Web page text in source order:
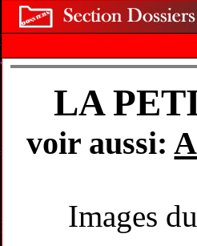
LA
voir aussi:
Images